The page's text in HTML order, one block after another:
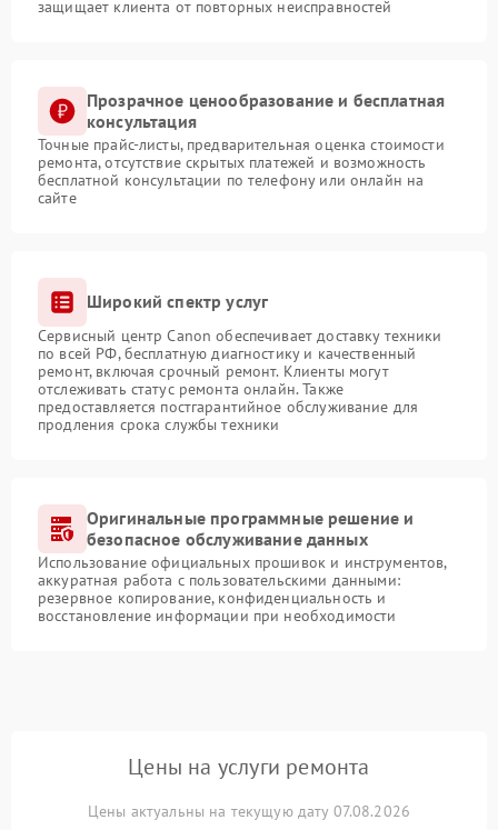
защищает клиента от повторных неисправностей
Прозрачное ценообразование и бесплатная
консультация
Точные прайс-листы, предварительная оценка стоимости
ремонта, отсутствие скрытых платежей и возможность
бесплатной консультации по телефону или онлайн на
сайте
Широкий спектр услуг
Сервисный центр Canon обеспечивает доставку техники
по всей РФ, бесплатную диагностику и качественный
ремонт, включая срочный ремонт. Клиенты могут
отслеживать статус ремонта онлайн. Также
предоставляется постгарантийное обслуживание для
продления срока службы техники
Оригинальные программные решение и
безопасное обслуживание данных
Использование официальных прошивок и инструментов,
аккуратная работа с пользовательскими данными:
резервное копирование, конфиденциальность и
восстановление информации при необходимости
Цены на услуги ремонта
Цены актуальны на текущую дату 07.08.2026